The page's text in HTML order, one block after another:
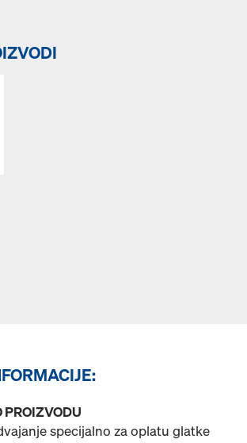
PROIZVODU
specijalno za oplatu glatke